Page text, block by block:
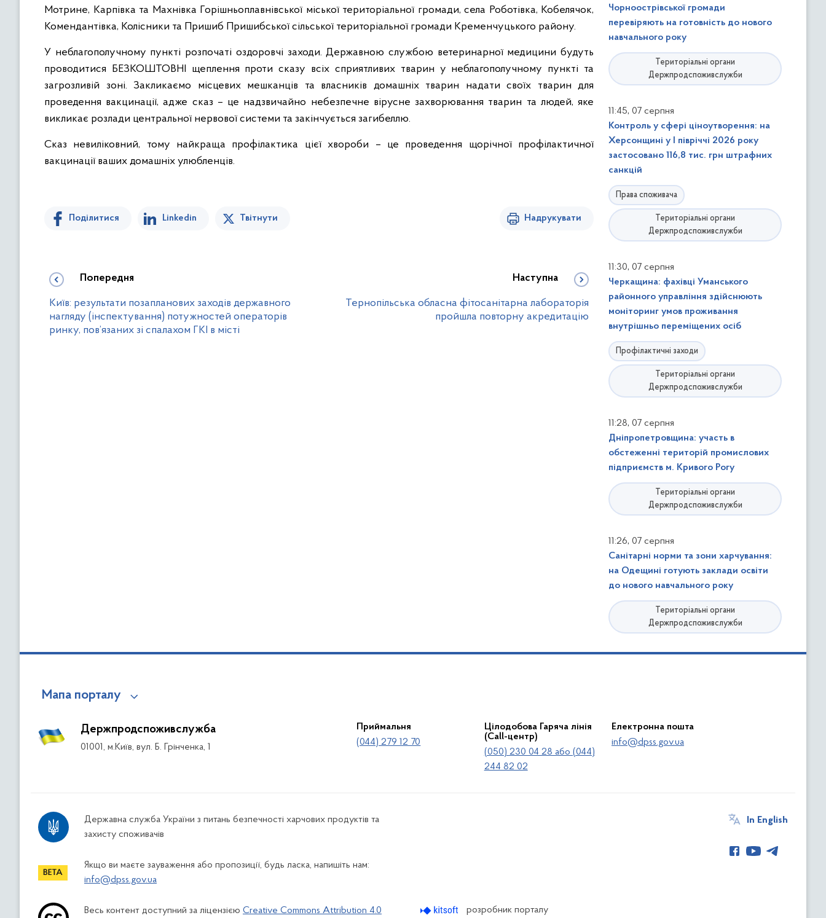
Мотрине, Карпівка та Махнівка Горішньоплавнівської міської територіальної громади, села Роботівка, Кобелячок,
Комендантівка, Колісники та Пришиб Пришибської сільської територіальної громади Кременчуцького району.
У неблагополучному пункті розпочаті оздоровчі заходи. Державною службою ветеринарної медицини будуть
проводитися БЕЗКОШТОВНІ щеплення проти сказу всіх сприятливих тварин у неблагополучному пункті та
загрозливій зоні. Закликаємо місцевих мешканців та власників домашніх тварин надати своїх тварин для
проведення вакцинації, адже сказ – це надзвичайно небезпечне вірусне захворювання тварин та людей, яке
викликає розлади центральної нервової системи та закінчується загибеллю.
Сказ невиліковний, тому найкраща профілактика цієї хвороби – це проведення щорічної профілактичної
вакцинації ваших домашніх улюбленців.
Поділитися Linkedin Твітнути Надрукувати
Попередня
Київ: результати позапланових заходів державного
нагляду (інспектування) потужностей операторів
ринку, пов’язаних зі спалахом ГКІ в місті
Наступна
Тернопільська обласна фітосанітарна лабораторія
пройшла повторну акредитацію
Чорноострівської громади
перевіряють на готовність до нового
навчального року
Територіальні органи
Держпродспоживслужби
11:45, 07 серпня
Контроль у сфері ціноутворення: на
Херсонщині у І півріччі 2026 року
застосовано 116,8 тис. грн штрафних
санкцій
Права споживача
Територіальні органи
Держпродспоживслужби
11:30, 07 серпня
Черкащина: фахівці Уманського
районного управління здійснюють
моніторинг умов проживання
внутрішньо переміщених осіб
Профілактичні заходи
Територіальні органи
Держпродспоживслужби
11:28, 07 серпня
Дніпропетровщина: участь в
обстеженні територій промислових
підприємств м. Кривого Рогу
Територіальні органи
Держпродспоживслужби
11:26, 07 серпня
Санітарні норми та зони харчування:
на Одещині готують заклади освіти
до нового навчального року
Територіальні органи
Держпродспоживслужби
Мапа порталу
Держпродспоживслужба
01001, м.Київ, вул. Б. Грінченка, 1
Приймальня
(044) 279 12 70
Цілодобова Гаряча лінія
(Call-центр)
(050) 230 04 28 або (044)
244 82 02
Електронна пошта
info@dpss.gov.ua
Державна служба України з питань безпечності харчових продуктів та
захисту споживачів
Якщо ви маєте зауваження або пропозиції, будь ласка, напишіть нам:
info@dpss.gov.ua
In English
Весь контент доступний за ліцензією Creative Commons Attribution 4.0 розробник порталу